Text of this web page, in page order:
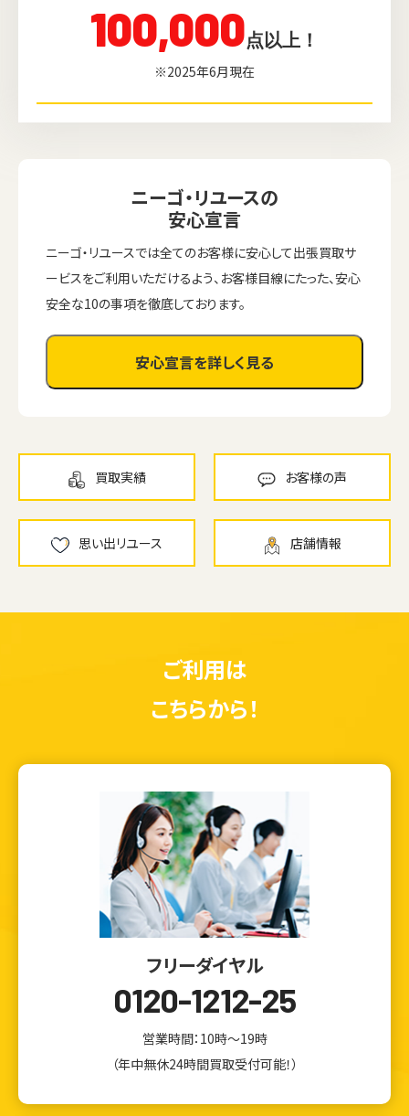
かんたん査定見積
フリーダイヤル
0120-1212-25
100,000点以上！
※2025年6月現在
ニーゴ・リユースの
安心宣言
ニーゴ・リユースでは全てのお客様に安心して出張買取サ
ービスをご利用いただけるよう、お客様目線にたった、安心
安全な10の事項を徹底しております。
安心宣言を詳しく見る
買取実績 お客様の声
思い出リユース 店舗情報
ご利用は
こちらから！
フリーダイヤル
0120-1212-25
営業時間：10時～19時
（年中無休24時間買取受付可能！）